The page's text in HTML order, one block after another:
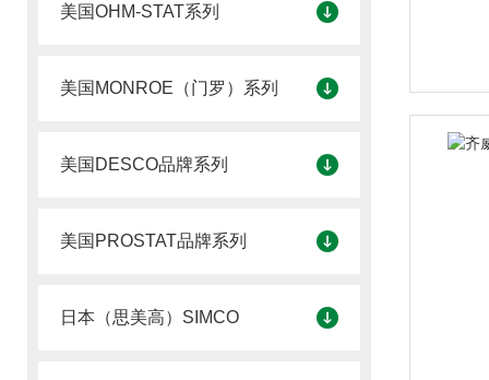
美国OHM-STAT系列
美国MONROE（门罗）系列
美国DESCO品牌系列
美国PROSTAT品牌系列
日本（思美高）SIMCO